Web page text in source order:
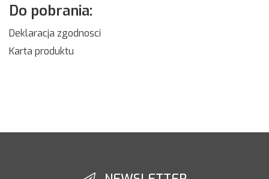
Do pobrania:
Deklaracja zgodnosci
Karta produktu